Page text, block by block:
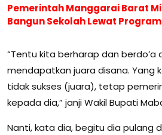
Pemerintah Manggarai Barat
Bangun Sekolah Lewat Program
“Tentu kita berharap dan berdo’a
mendapatkan juara disana. Yang
tidak sukses (juara), tetap
kepada dia,” janji Wakil Bupati
Nanti, kata dia, begitu dia pulang